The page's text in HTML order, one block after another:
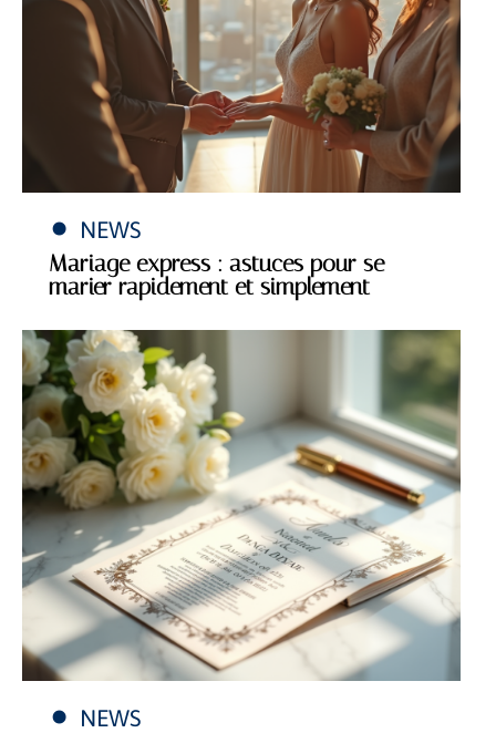
NEWS
Mariage express : astuces pour se
marier rapidement et simplement
NEWS